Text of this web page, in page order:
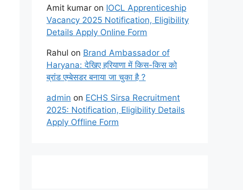
Amit kumar on IOCL Apprenticeship
Vacancy 2025 Notification, Eligibility
Details Apply Online Form
Rahul on Brand Ambassador of
Haryana: देखिए हरियाणा में किस-किस को
ब्रांड एम्बेसडर बनाया जा चुका है ?
admin on ECHS Sirsa Recruitment
2025: Notification, Eligibility Details
Apply Offline Form